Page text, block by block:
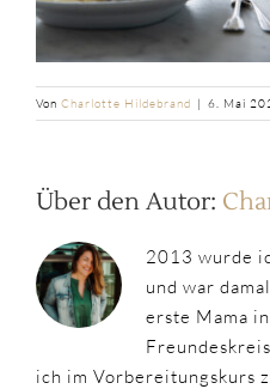
Von Charlotte Hildebrand | 6. Mai
Über den Autor:
2013 wurde
und war
erste Mama
ich im Vorbereitungskurs